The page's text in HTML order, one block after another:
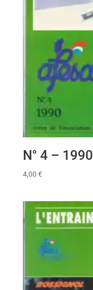
N° 4 – 1990
4,00 €